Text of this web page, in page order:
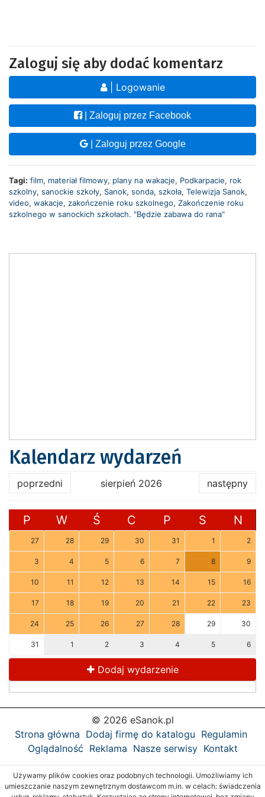
Zaloguj się aby dodać komentarz
| Logowanie
| Zaloguj przez Facebook
| Zaloguj przez Google
Tagi: film, materiał filmowy, plany na wakacje, Podkarpacie, rok
szkolny, sanockie szkoły, Sanok, sonda, szkoła, Telewizja Sanok,
video, wakacje, zakończenie roku szkolnego, Zakończenie roku
szkolnego w sanockich szkołach. "Będzie zabawa do rana"
Kalendarz wydarzeń
poprzedni sierpień 2026 następny
P W Ś C P S N
27 28 29 30 31 1 2
3 4 5 6 7 8 9
10 11 12 13 14 15 16
17 18 19 20 21 22 23
24 25 26 27 28 29 30
31 1 2 3 4 5 6
Dodaj wydarzenie
© 2026 eSanok.pl
Strona główna Dodaj firmę do katalogu Regulamin
Oglądalność Reklama Nasze serwisy Kontakt
Używamy plików cookies oraz podobnych technologii. Umożliwiamy ich
umieszczanie naszym zewnętrznym dostawcom m.in. w celach: świadczenia